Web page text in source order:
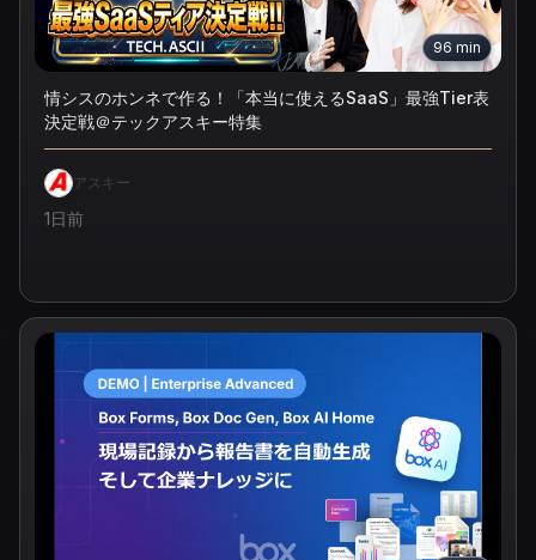
96 min
情シスのホンネで作る！「本当に使えるSaaS」最強Tier表
決定戦＠テックアスキー特集
アスキー
1日前